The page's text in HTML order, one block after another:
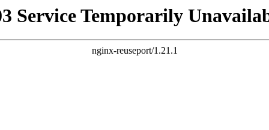
Service Temporarily
nginx-reuseport/1.21.1